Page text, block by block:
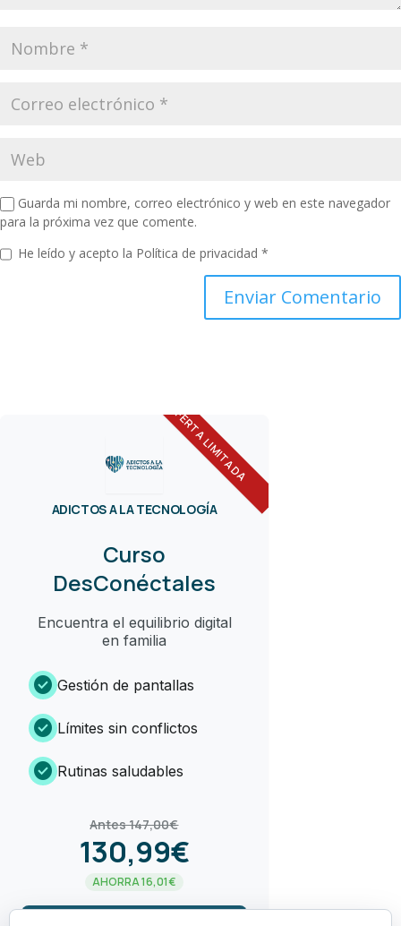
Guarda mi nombre, correo electrónico y web en este navegador
para la próxima vez que comente.
He leído y acepto la Política de privacidad *
OFERTA LIMITADA
ADICTOS A LA TECNOLOGÍA
Curso
DesConéctales
Encuentra el equilibrio digital
en familia
check_circle Gestión de pantallas
check_circle Límites sin conflictos
check_circle Rutinas saludables
Antes 147,00€
130,99€
AHORRA 16,01€